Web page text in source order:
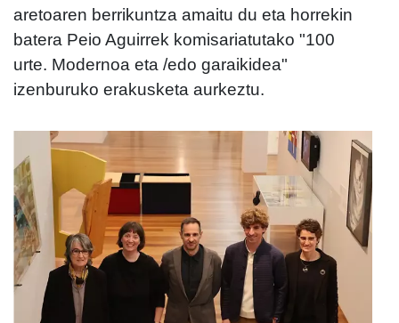
aretoaren berrikuntza amaitu du eta horrekin
batera Peio Aguirrek komisariatutako "100
urte. Modernoa eta /edo garaikidea"
izenburuko erakusketa aurkeztu.